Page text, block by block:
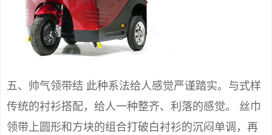
五、帅气领带结 此种系法给人感觉严谨踏实。与式样
传统的衬衫搭配，给人一种整齐、利落的感觉。 丝巾
领带上圆形和方块的组合打破白衬衫的沉闷单调，再